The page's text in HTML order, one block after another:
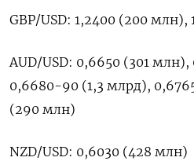
GBP/USD: 1,2400 (200
AUD/USD: 0,6650 (301
0,6680-90 (1,3 млрд),
(290 млн)
NZD/USD: 0,6030 (428 млн)